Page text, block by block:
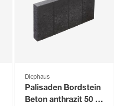
Diephaus
Palisaden Bordstein
Beton anthrazit 50 x